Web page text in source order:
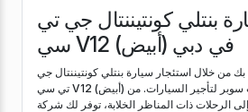
بنتلي كونتيننتال جي تي
سي V12 (أبيض) في دبي
بك من خلال استئجار سيارة بنتلي كونتيننتال جي
تي سي V12 (أبيض) في دبي مع شركة زينيث سوبر لتأجير السيارات. من
الرحلات ذات المناظر الخلابة، توفر لك شركة